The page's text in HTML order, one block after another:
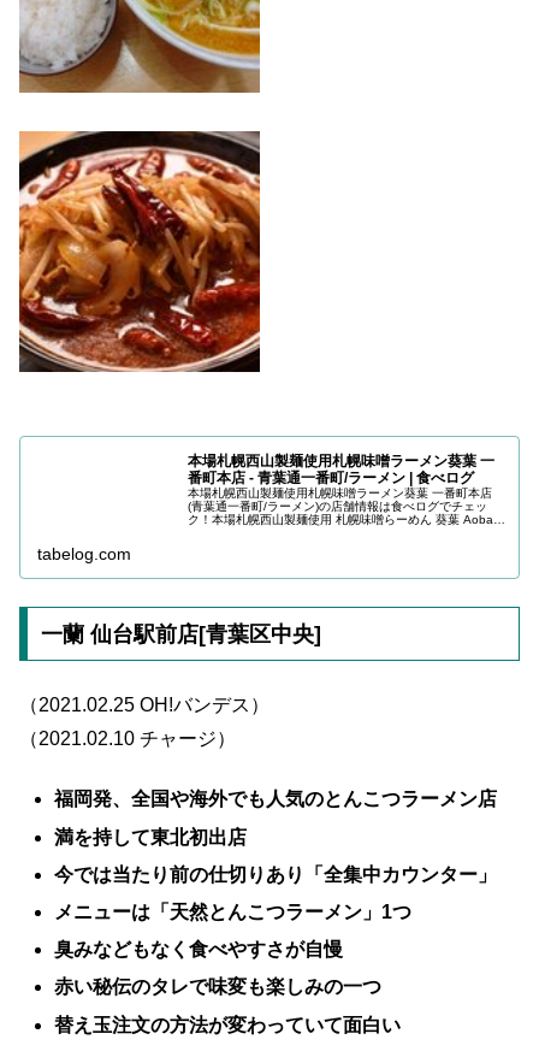
本場札幌西山製麺使用札幌味噌ラーメン葵葉 一
番町本店 - 青葉通一番町/ラーメン | 食べログ
本場札幌西山製麺使用札幌味噌ラーメン葵葉 一番町本店
(青葉通一番町/ラーメン)の店舗情報は食べログでチェッ
ク！本場札幌西山製麺使用 札幌味噌らーめん 葵葉 Aoba
tabelog.com
一蘭 仙台駅前店[青葉区中央]
（2021.02.25 OH!バンデス）
（2021.02.10 チャージ）
福岡発、全国や海外でも人気のとんこつラーメン店
満を持して東北初出店
今では当たり前の仕切りあり「全集中カウンター」
メニューは「天然とんこつラーメン」1つ
臭みなどもなく食べやすさが自慢
赤い秘伝のタレで味変も楽しみの一つ
替え玉注文の方法が変わっていて面白い